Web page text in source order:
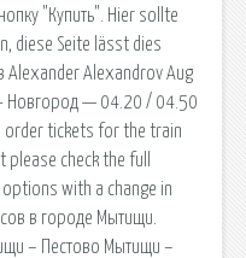
"Купить". Hier sollte
diese Seite lässt dies
Alexander Alexandrov Aug
Новгород — 04.20 / 04.50
order tickets for the train
check the full
with a change in
в городе Мытищи.
– Пестово Мытищи –